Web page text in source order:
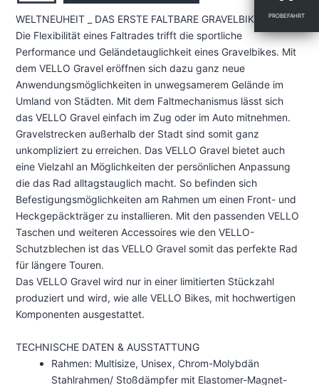
PROBEFAHRT
GRAVEL
Menge
WELTNEUHEIT _ DAS ERSTE FALTBARE GRAVELBIKE
Die Flexibilität eines Faltrades trifft die sportliche
Performance und Geländetauglichkeit eines Gravelbikes. Mit
dem VELLO Gravel eröffnen sich dazu ganz neue
Anwendungsmöglichkeiten in unwegsamerem Gelände im
Umland von Städten. Mit dem Faltmechanismus lässt sich
das VELLO Gravel einfach im Zug oder im Auto mitnehmen.
Gravelstrecken außerhalb der Stadt sind somit ganz
unkompliziert zu erreichen. Das VELLO Gravel bietet auch
eine Vielzahl an Möglichkeiten der persönlichen Anpassung
die das Rad alltagstauglich macht. So befinden sich
Befestigungsmöglichkeiten am Rahmen um einen Front- und
Heckgepäckträger zu installieren. Mit den passenden VELLO
Taschen und weiteren Accessoires wie den VELLO-
Schutzblechen ist das VELLO Gravel somit das perfekte Rad
für längere Touren.
Das VELLO Gravel wird nur in einer limitierten Stückzahl
produziert und wird, wie alle VELLO Bikes, mit hochwertigen
Komponenten ausgestattet.
TECHNISCHE DATEN & AUSSTATTUNG
Rahmen: Multisize, Unisex, Chrom-Molybdän
Stahlrahmen/ Stoßdämpfer mit Elastomer-Magnet-